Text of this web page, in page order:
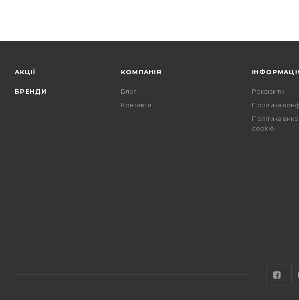
АКЦІЇ
БРЕНДИ
КОМПАНІЯ
Блог
Контакти
Реквізити
Політика
Політика
cookie